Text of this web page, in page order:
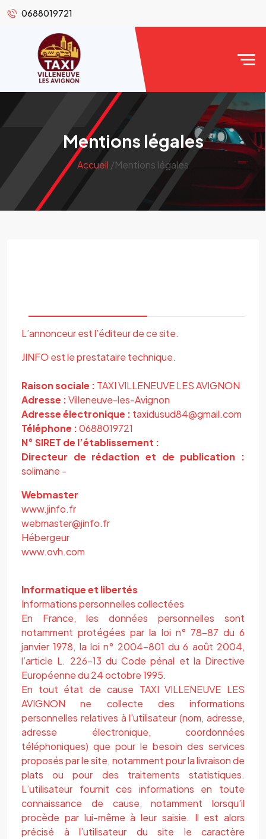
0688019721
Mentions légales
Accueil /Mentions légales
L’annonceur est l’éditeur de ce site.
JINFO est le prestataire technique.
Raison sociale : TAXI VILLENEUVE LES AVIGNON
Adresse :Villeneuve-les-Avignon
Adresse électronique : taxidusud84@gmail.com
Téléphone :0688019721
N° SIRET de l’établissement :
Directeur de rédaction et de publication :
solimane -
Webmaster
www.jinfo.fr
webmaster@jinfo.fr
Hébergeur
www.ovh.com
Informatique et libertés
Informations personnelles collectées
En France, les données personnelles sont
notamment protégées par la loi n° 78-87 du 6
janvier 1978, la loi n° 2004-801 du 6 août 2004,
l’article L. 226-13 du Code pénal et la Directive
Européenne du 24 octobre 1995.
En tout état de cause TAXI VILLENEUVE LES
AVIGNON ne collecte des informations
personnelles relatives à l’utilisateur (nom, adresse,
adresse électronique, coordonnées
téléphoniques) que pour le besoin des services
proposés par le site, notamment pour la livraison de
plats ou pour des traitements statistiques.
L’utilisateur fournit ces informations en toute
connaissance de cause, notamment lorsqu’il
procède par lui-même à leur saisie. Il est alors
précisé à l’utilisateur du site le caractère